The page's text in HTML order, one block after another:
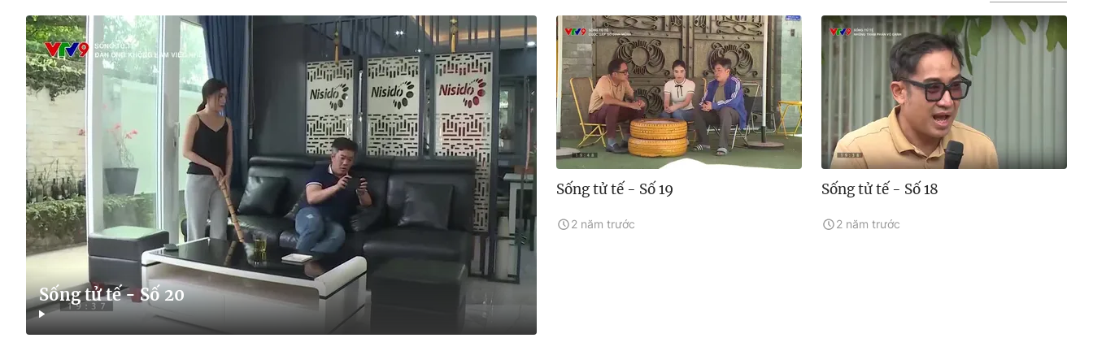
Sống tử tế - Số 20
Sống tử tế - Số 19
2 năm trước
Sống tử tế - Số 18
2 năm trước